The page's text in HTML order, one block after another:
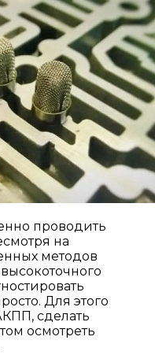
проводить
на
методов
Для этого
сделать
осмотреть